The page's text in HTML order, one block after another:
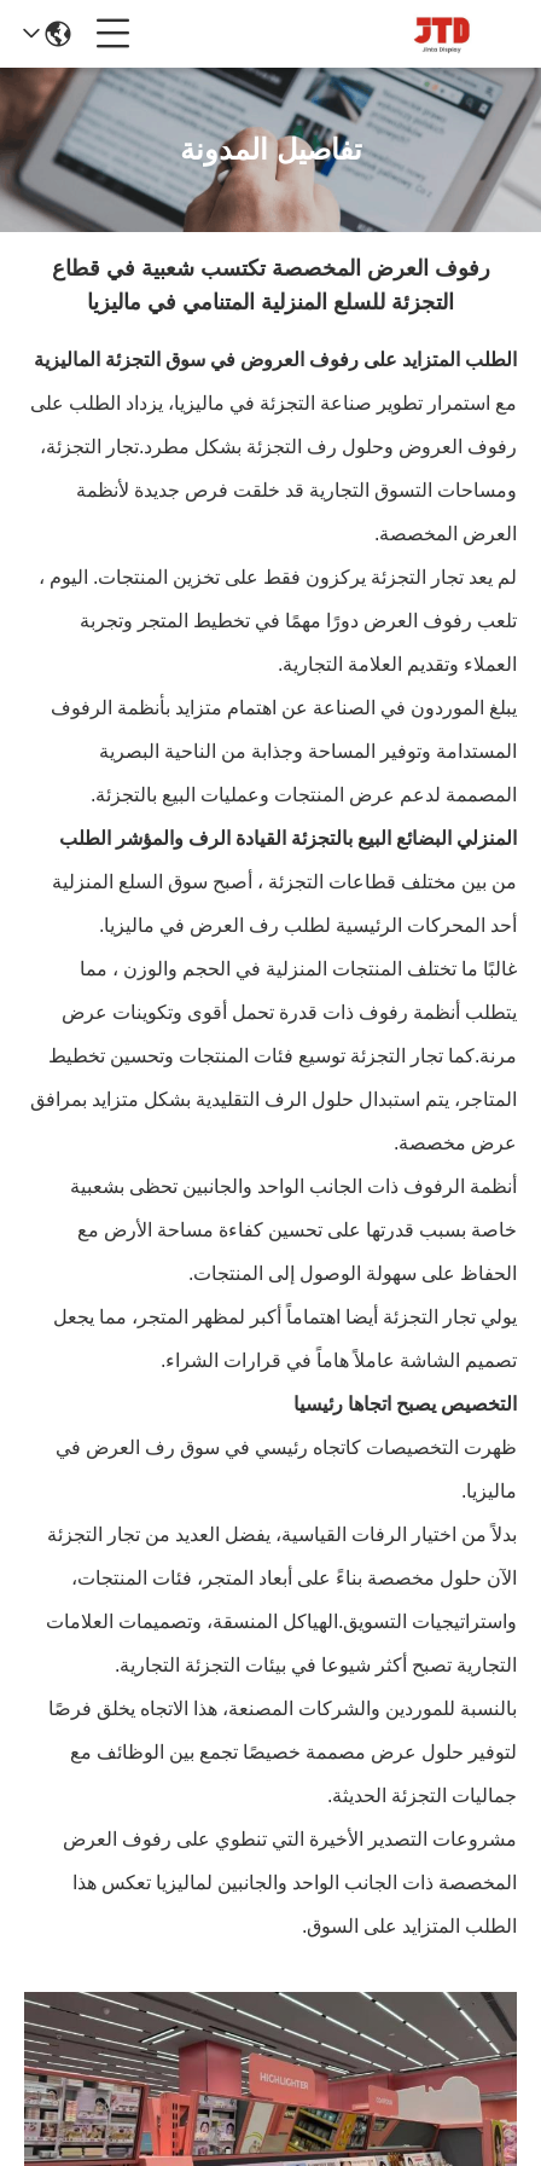
تفاصيل المدونة
رفوف العرض المخصصة تكتسب شعبية في قطاع
التجزئة للسلع المنزلية المتنامي في ماليزيا
الطلب المتزايد على رفوف العروض في سوق التجزئة الماليزية
مع استمرار تطوير صناعة التجزئة في ماليزيا، يزداد الطلب على
رفوف العروض وحلول رف التجزئة بشكل مطرد.تجار التجزئة،
ومساحات التسوق التجارية قد خلقت فرص جديدة لأنظمة
العرض المخصصة.
لم يعد تجار التجزئة يركزون فقط على تخزين المنتجات. اليوم ،
تلعب رفوف العرض دورًا مهمًا في تخطيط المتجر وتجربة
العملاء وتقديم العلامة التجارية.
يبلغ الموردون في الصناعة عن اهتمام متزايد بأنظمة الرفوف
المستدامة وتوفير المساحة وجذابة من الناحية البصرية
المصممة لدعم عرض المنتجات وعمليات البيع بالتجزئة.
المنزلي البضائع البيع بالتجزئة القيادة الرف والمؤشر الطلب
من بين مختلف قطاعات التجزئة ، أصبح سوق السلع المنزلية
أحد المحركات الرئيسية لطلب رف العرض في ماليزيا.
غالبًا ما تختلف المنتجات المنزلية في الحجم والوزن ، مما
يتطلب أنظمة رفوف ذات قدرة تحمل أقوى وتكوينات عرض
مرنة.كما تجار التجزئة توسيع فئات المنتجات وتحسين تخطيط
المتاجر، يتم استبدال حلول الرف التقليدية بشكل متزايد بمرافق
عرض مخصصة.
أنظمة الرفوف ذات الجانب الواحد والجانبين تحظى بشعبية
خاصة بسبب قدرتها على تحسين كفاءة مساحة الأرض مع
الحفاظ على سهولة الوصول إلى المنتجات.
يولي تجار التجزئة أيضا اهتماماً أكبر لمظهر المتجر، مما يجعل
تصميم الشاشة عاملاً هاماً في قرارات الشراء.
التخصيص يصبح اتجاها رئيسيا
ظهرت التخصيصات كاتجاه رئيسي في سوق رف العرض في
ماليزيا.
بدلاً من اختيار الرفات القياسية، يفضل العديد من تجار التجزئة
الآن حلول مخصصة بناءً على أبعاد المتجر، فئات المنتجات،
واستراتيجيات التسويق.الهياكل المنسقة، وتصميمات العلامات
التجارية تصبح أكثر شيوعا في بيئات التجزئة التجارية.
بالنسبة للموردين والشركات المصنعة، هذا الاتجاه يخلق فرصًا
لتوفير حلول عرض مصممة خصيصًا تجمع بين الوظائف مع
جماليات التجزئة الحديثة.
مشروعات التصدير الأخيرة التي تنطوي على رفوف العرض
المخصصة ذات الجانب الواحد والجانبين لماليزيا تعكس هذا
الطلب المتزايد على السوق.